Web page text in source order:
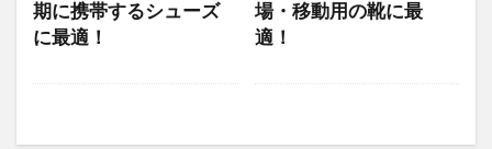
期に携帯するシューズ
に最適！
場・移動用の靴に最
適！